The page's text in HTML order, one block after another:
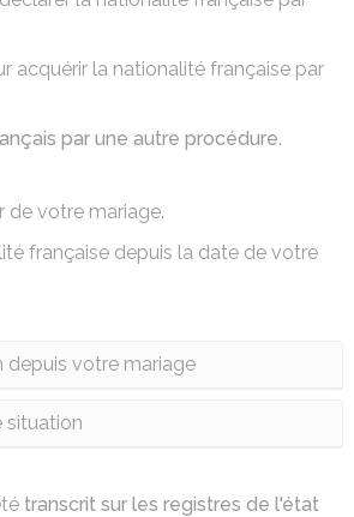
acquérir la nationalité française par
par une autre procédure.
de votre mariage.
française depuis la date de votre
depuis votre mariage
situation
transcrit sur les registres de l'état